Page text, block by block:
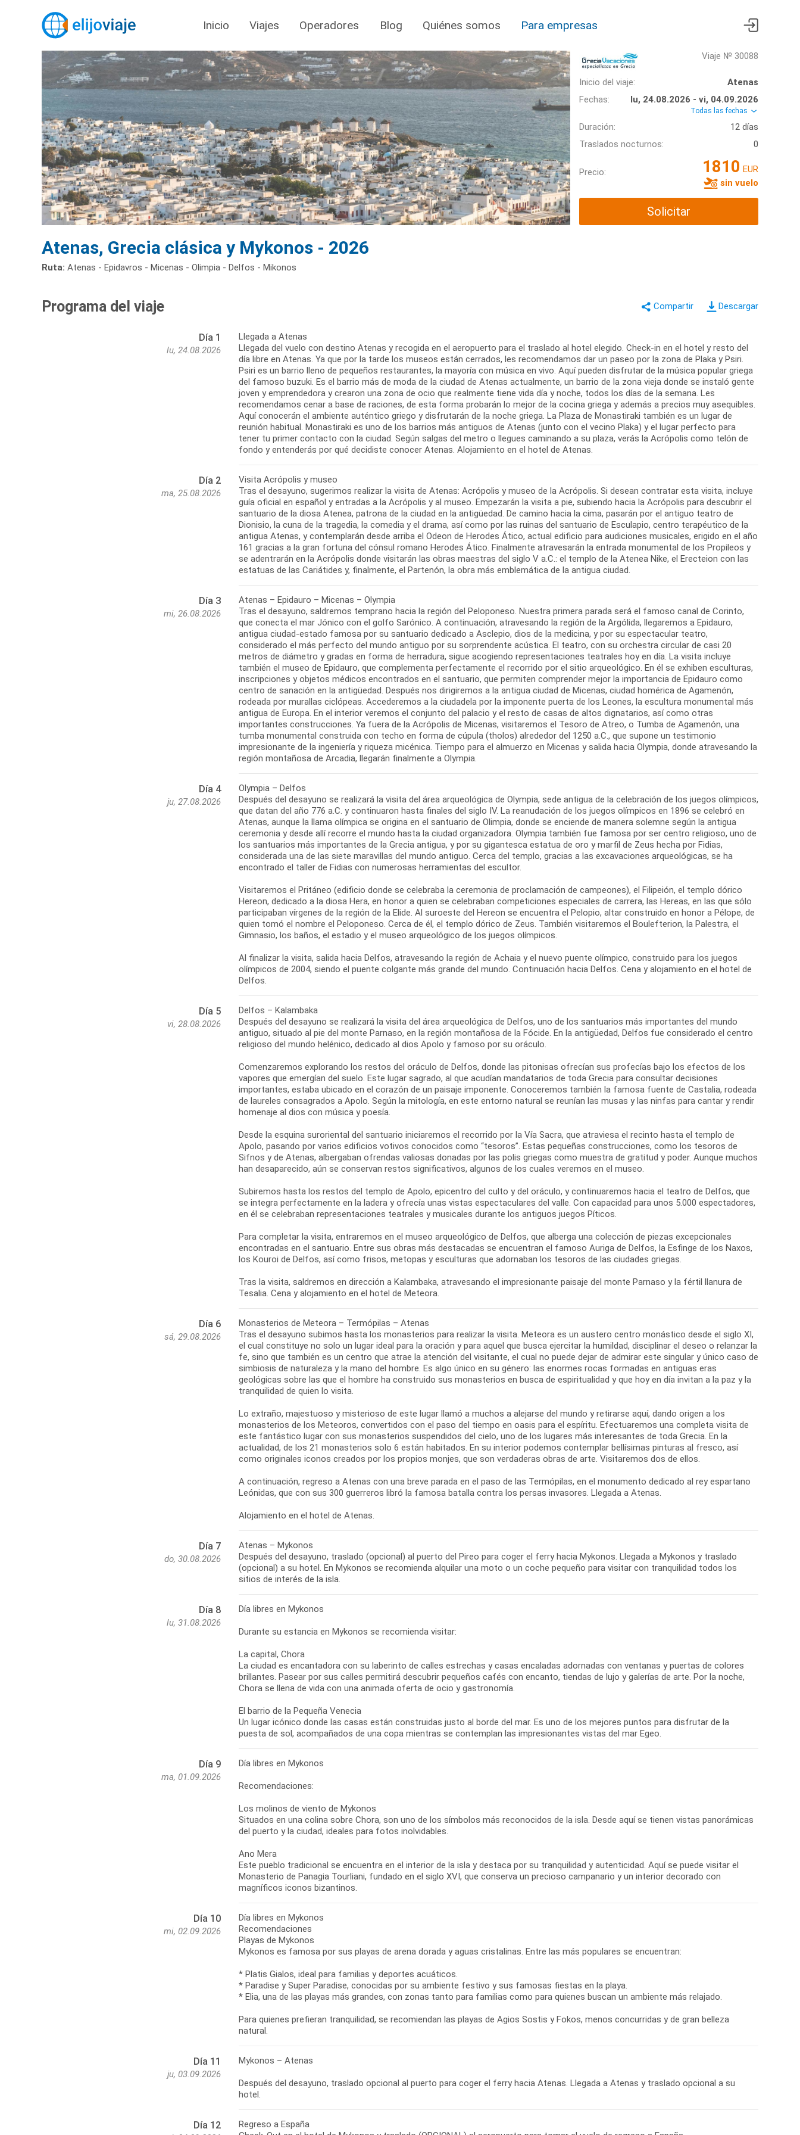
Inicio Viajes Operadores Blog Quiénes somos Para empresas
Viaje № 30088
Inicio del viaje:
Atenas
Fechas:
lu, 24.08.2026 - vi, 04.09.2026
Todas las fechas
Duración:
12 días
Traslados nocturnos:
0
Precio: 1810 EUR
sin vuelo
Solicitar
Atenas, Grecia clásica y Mykonos - 2026
Ruta: Atenas - Epidavros - Micenas - Olimpia - Delfos - Mikonos
Descargar
Programa del viaje
Día 1
lu, 24.08.2026
Llegada a Atenas
Llegada del vuelo con destino Atenas y recogida en el aeropuerto para el traslado al hotel elegido. Check-in en el hotel y resto del
día libre en Atenas. Ya que por la tarde los museos están cerrados, les recomendamos dar un paseo por la zona de Plaka y Psiri.
Psiri es un barrio lleno de pequeños restaurantes, la mayoría con música en vivo. Aquí pueden disfrutar de la música popular griega
del famoso buzuki. Es el barrio más de moda de la ciudad de Atenas actualmente, un barrio de la zona vieja donde se instaló gente
joven y emprendedora y crearon una zona de ocio que realmente tiene vida día y noche, todos los días de la semana. Les
recomendamos cenar a base de raciones, de esta forma probarán lo mejor de la cocina griega y además a precios muy asequibles.
Aquí conocerán el ambiente auténtico griego y disfrutarán de la noche griega. La Plaza de Monastiraki también es un lugar de
reunión habitual. Monastiraki es uno de los barrios más antiguos de Atenas (junto con el vecino Plaka) y el lugar perfecto para
tener tu primer contacto con la ciudad. Según salgas del metro o llegues caminando a su plaza, verás la Acrópolis como telón de
Día 2
ma, 25.08.2026
Visita Acrópolis y museo
Tras el desayuno, sugerimos realizar la visita de Atenas: Acrópolis y museo de la Acrópolis. Si desean contratar esta visita, incluye
guía oficial en español y entradas a la Acrópolis y al museo. Empezarán la visita a pie, subiendo hacia la Acrópolis para descubrir el
santuario de la diosa Atenea, patrona de la ciudad en la antigüedad. De camino hacia la cima, pasarán por el antiguo teatro de
Dionisio, la cuna de la tragedia, la comedia y el drama, así como por las ruinas del santuario de Esculapio, centro terapéutico de la
antigua Atenas, y contemplarán desde arriba el Odeon de Herodes Ático, actual edificio para audiciones musicales, erigido en el año
161 gracias a la gran fortuna del cónsul romano Herodes Ático. Finalmente atravesarán la entrada monumental de los Propileos y
se adentrarán en la Acrópolis donde visitarán las obras maestras del siglo V a.C.: el templo de la Atenea Nike, el Erecteion con las
Día 3
mi, 26.08.2026
Atenas – Epidauro – Micenas – Olympia
Tras el desayuno, saldremos temprano hacia la región del Peloponeso. Nuestra primera parada será el famoso canal de Corinto,
que conecta el mar Jónico con el golfo Sarónico. A continuación, atravesando la región de la Argólida, llegaremos a Epidauro,
antigua ciudad-estado famosa por su santuario dedicado a Asclepio, dios de la medicina, y por su espectacular teatro,
considerado el más perfecto del mundo antiguo por su sorprendente acústica. El teatro, con su orchestra circular de casi 20
metros de diámetro y gradas en forma de herradura, sigue acogiendo representaciones teatrales hoy en día. La visita incluye
también el museo de Epidauro, que complementa perfectamente el recorrido por el sitio arqueológico. En él se exhiben esculturas,
inscripciones y objetos médicos encontrados en el santuario, que permiten comprender mejor la importancia de Epidauro como
centro de sanación en la antigüedad. Después nos dirigiremos a la antigua ciudad de Micenas, ciudad homérica de Agamenón,
rodeada por murallas ciclópeas. Accederemos a la ciudadela por la imponente puerta de los Leones, la escultura monumental más
antigua de Europa. En el interior veremos el conjunto del palacio y el resto de casas de altos dignatarios, así como otras
importantes construcciones. Ya fuera de la Acrópolis de Micenas, visitaremos el Tesoro de Atreo, o Tumba de Agamenón, una
tumba monumental construida con techo en forma de cúpula (tholos) alrededor del 1250 a.C., que supone un testimonio
impresionante de la ingeniería y riqueza micénica. Tiempo para el almuerzo en Micenas y salida hacia Olympia, donde atravesando la
Día 4
ju, 27.08.2026
Olympia – Delfos
Después del desayuno se realizará la visita del área arqueológica de Olympia, sede antigua de la celebración de los juegos olímpicos,
que datan del año 776 a.C. y continuaron hasta finales del siglo IV. La reanudación de los juegos olímpicos en 1896 se celebró en
Atenas, aunque la llama olímpica se origina en el santuario de Olimpia, donde se enciende de manera solemne según la antigua
ceremonia y desde allí recorre el mundo hasta la ciudad organizadora. Olympia también fue famosa por ser centro religioso, uno de
los santuarios más importantes de la Grecia antigua, y por su gigantesca estatua de oro y marfil de Zeus hecha por Fidias,
considerada una de las siete maravillas del mundo antiguo. Cerca del templo, gracias a las excavaciones arqueológicas, se ha
encontrado el taller de Fidias con numerosas herramientas del escultor.
Visitaremos el Pritáneo (edificio donde se celebraba la ceremonia de proclamación de campeones), el Filipeión, el templo dórico
Hereon, dedicado a la diosa Hera, en honor a quien se celebraban competiciones especiales de carrera, las Hereas, en las que sólo
participaban vírgenes de la región de la Elide. Al suroeste del Hereon se encuentra el Pelopio, altar construido en honor a Pélope, de
quien tomó el nombre el Peloponeso. Cerca de él, el templo dórico de Zeus. También visitaremos el Boulefterion, la Palestra, el
Gimnasio, los baños, el estadio y el museo arqueológico de los juegos olímpicos.
Al finalizar la visita, salida hacia Delfos, atravesando la región de Achaia y el nuevo puente olímpico, construido para los juegos
olímpicos de 2004, siendo el puente colgante más grande del mundo. Continuación hacia Delfos. Cena y alojamiento en el hotel de
Día 5
vi, 28.08.2026
Delfos – Kalambaka
Después del desayuno se realizará la visita del área arqueológica de Delfos, uno de los santuarios más importantes del mundo
antiguo, situado al pie del monte Parnaso, en la región montañosa de la Fócide. En la antigüedad, Delfos fue considerado el centro
religioso del mundo helénico, dedicado al dios Apolo y famoso por su oráculo.
Comenzaremos explorando los restos del oráculo de Delfos, donde las pitonisas ofrecían sus profecías bajo los efectos de los
vapores que emergían del suelo. Este lugar sagrado, al que acudían mandatarios de toda Grecia para consultar decisiones
importantes, estaba ubicado en el corazón de un paisaje imponente. Conoceremos también la famosa fuente de Castalia, rodeada
de laureles consagrados a Apolo. Según la mitología, en este entorno natural se reunían las musas y las ninfas para cantar y rendir
homenaje al dios con música y poesía.
Desde la esquina suroriental del santuario iniciaremos el recorrido por la Vía Sacra, que atraviesa el recinto hasta el templo de
Apolo, pasando por varios edificios votivos conocidos como “tesoros”. Estas pequeñas construcciones, como los tesoros de
Sifnos y de Atenas, albergaban ofrendas valiosas donadas por las polis griegas como muestra de gratitud y poder. Aunque muchos
han desaparecido, aún se conservan restos significativos, algunos de los cuales veremos en el museo.
Subiremos hasta los restos del templo de Apolo, epicentro del culto y del oráculo, y continuaremos hacia el teatro de Delfos, que
se integra perfectamente en la ladera y ofrecía unas vistas espectaculares del valle. Con capacidad para unos 5.000 espectadores,
en él se celebraban representaciones teatrales y musicales durante los antiguos juegos Píticos.
Para completar la visita, entraremos en el museo arqueológico de Delfos, que alberga una colección de piezas excepcionales
encontradas en el santuario. Entre sus obras más destacadas se encuentran el famoso Auriga de Delfos, la Esfinge de los Naxos,
los Kouroi de Delfos, así como frisos, metopas y esculturas que adornaban los tesoros de las ciudades griegas.
Tras la visita, saldremos en dirección a Kalambaka, atravesando el impresionante paisaje del monte Parnaso y la fértil llanura de
Día 6
sá, 29.08.2026
Monasterios de Meteora – Termópilas – Atenas
Tras el desayuno subimos hasta los monasterios para realizar la visita. Meteora es un austero centro monástico desde el siglo XI,
el cual constituye no solo un lugar ideal para la oración y para aquel que busca ejercitar la humildad, disciplinar el deseo o relanzar la
fe, sino que también es un centro que atrae la atención del visitante, el cual no puede dejar de admirar este singular y único caso de
simbiosis de naturaleza y la mano del hombre. Es algo único en su género: las enormes rocas formadas en antiguas eras
geológicas sobre las que el hombre ha construido sus monasterios en busca de espiritualidad y que hoy en día invitan a la paz y la
tranquilidad de quien lo visita.
Lo extraño, majestuoso y misterioso de este lugar llamó a muchos a alejarse del mundo y retirarse aquí, dando origen a los
monasterios de los Meteoros, convertidos con el paso del tiempo en oasis para el espíritu. Efectuaremos una completa visita de
este fantástico lugar con sus monasterios suspendidos del cielo, uno de los lugares más interesantes de toda Grecia. En la
actualidad, de los 21 monasterios solo 6 están habitados. En su interior podemos contemplar bellísimas pinturas al fresco, así
como originales iconos creados por los propios monjes, que son verdaderas obras de arte. Visitaremos dos de ellos.
A continuación, regreso a Atenas con una breve parada en el paso de las Termópilas, en el monumento dedicado al rey espartano
Leónidas, que con sus 300 guerreros libró la famosa batalla contra los persas invasores. Llegada a Atenas.
Día 7
do, 30.08.2026
Atenas – Mykonos
Después del desayuno, traslado (opcional) al puerto del Pireo para coger el ferry hacia Mykonos. Llegada a Mykonos y traslado
(opcional) a su hotel. En Mykonos se recomienda alquilar una moto o un coche pequeño para visitar con tranquilidad todos los
Día 8
lu, 31.08.2026
Día libres en Mykonos
Durante su estancia en Mykonos se recomienda visitar:
La capital, Chora
La ciudad es encantadora con su laberinto de calles estrechas y casas encaladas adornadas con ventanas y puertas de colores
brillantes. Pasear por sus calles permitirá descubrir pequeños cafés con encanto, tiendas de lujo y galerías de arte. Por la noche,
Chora se llena de vida con una animada oferta de ocio y gastronomía.
El barrio de la Pequeña Venecia
Un lugar icónico donde las casas están construidas justo al borde del mar. Es uno de los mejores puntos para disfrutar de la
Día 9
ma, 01.09.2026
Día libres en Mykonos
Recomendaciones:
Los molinos de viento de Mykonos
Situados en una colina sobre Chora, son uno de los símbolos más reconocidos de la isla. Desde aquí se tienen vistas panorámicas
del puerto y la ciudad, ideales para fotos inolvidables.
Ano Mera
Este pueblo tradicional se encuentra en el interior de la isla y destaca por su tranquilidad y autenticidad. Aquí se puede visitar el
Monasterio de Panagia Tourliani, fundado en el siglo XVI, que conserva un precioso campanario y un interior decorado con
magníficos iconos bizantinos.
Día 10
mi, 02.09.2026
Día libres en Mykonos
Recomendaciones
Playas de Mykonos
Mykonos es famosa por sus playas de arena dorada y aguas cristalinas. Entre las más populares se encuentran:
* Platis Gialos, ideal para familias y deportes acuáticos.
* Paradise y Super Paradise, conocidas por su ambiente festivo y sus famosas fiestas en la playa.
* Elia, una de las playas más grandes, con zonas tanto para familias como para quienes buscan un ambiente más relajado.
Para quienes prefieran tranquilidad, se recomiendan las playas de Agios Sostis y Fokos, menos concurridas y de gran belleza
Día 11
ju, 03.09.2026
Mykonos – Atenas
Después del desayuno, traslado opcional al puerto para coger el ferry hacia Atenas. Llegada a Atenas y traslado opcional a su
Día 12
Regreso a España